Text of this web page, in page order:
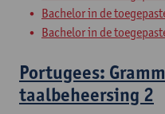
Bachelor in de
Bachelor in de
Portugees:
taalbeheersing 2